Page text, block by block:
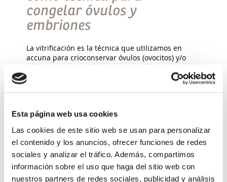
Esta página web usa cookies
Las cookies de este sitio web se usan para personalizar
el contenido y los anuncios, ofrecer funciones de redes
sociales y analizar el tráfico. Además, compartimos
información sobre el uso que haga del sitio web con
nuestros partners de redes sociales, publicidad y análisis
congelar óvulos y
embriones
La vitrificación es la técnica que utilizamos en
accuna para crioconservar óvulos (ovocitos) y/o
embriones, principalmente porque favorece una
supervivencia mayor tras la descongelación. Pero